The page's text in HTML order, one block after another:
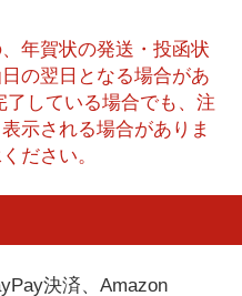
年賀状の発送・投函状
の翌日となる場合があ
了している場合でも、注
示される場合がありま
ださい。
決済、Amazon